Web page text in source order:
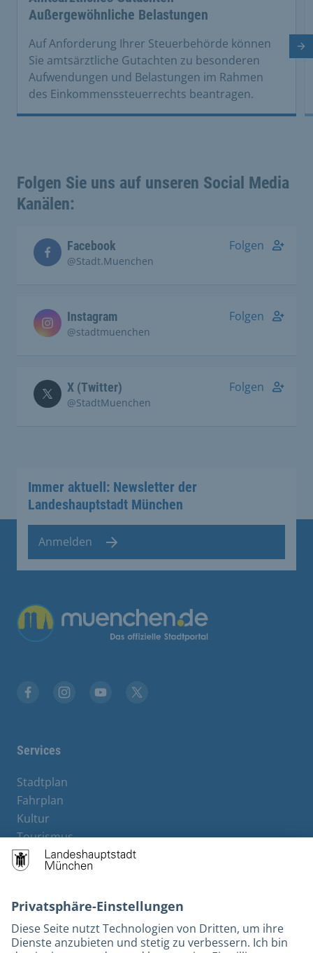
Außergewöhnliche Belastungen
Auf Anforderung Ihrer Steuerbehörde können
Sie amtsärztliche Gutachten zu besonderen
Aufwendungen und Belastungen im Rahmen
des Einkommenssteuerrechts beantragen.
Folgen Sie uns auf unseren Social Media
Kanälen:
Facebook
@Stadt.Muenchen
Folgen
Instagram
@stadtmuenchen
Folgen
X (Twitter)
@StadtMuenchen
Folgen
Immer aktuell: Newsletter der
Landeshauptstadt München
Anmelden
Übergreifende Links
Services
Stadtplan
Fahrplan
Kultur
Tourismus
M-Strom
Bürgerservice
Rechtliches und Kontakt